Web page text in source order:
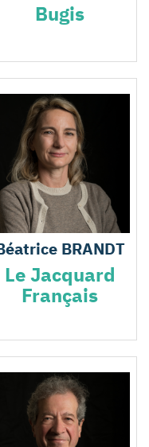
Bugis
BRANDT
Le Jacquard
Français